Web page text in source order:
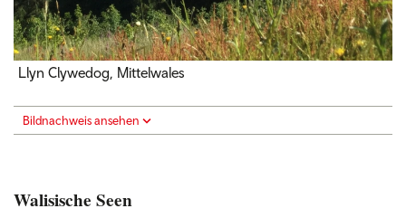
Llyn Clywedog, Mittelwales
Bildnachweis ansehen
Walisische Seen